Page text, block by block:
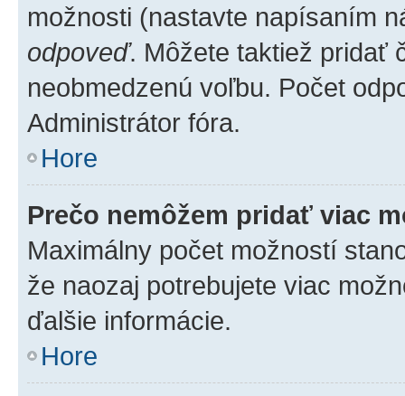
možnosti (nastavte napísaním
odpoveď. Môžete taktiež pridať
neobmedzenú voľbu. Počet
Administrátor fóra.
Hore
Prečo nemôžem pridať viac
Maximálny počet možností
že naozaj potrebujete viac
ďalšie informácie.
Hore